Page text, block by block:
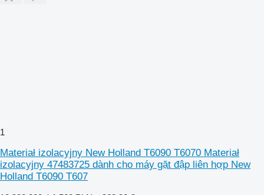
1
Materiał izolacyjny New Holland T6090 T6070 Materiał
izolacyjny 47483725 dành cho máy gặt đập liên hợp New
Holland T6090 T607